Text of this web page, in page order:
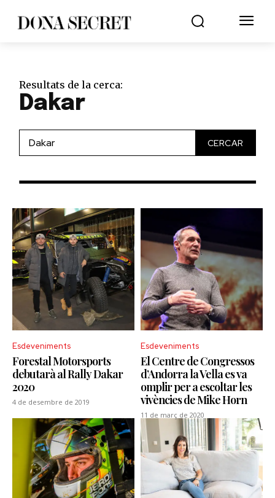
Resultats de la cerca:
Dakar
CERCAR
Esdeveniments
Forestal Motorsports
debutarà al Rally Dakar
2020
4 de desembre de 2019
Esdeveniments
El Centre de Congressos
d’Andorra la Vella es va
omplir per a escoltar les
vivències de Mike Horn
11 de març de 2020